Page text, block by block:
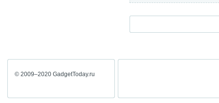
© 2009–2020 GadgetToday.ru